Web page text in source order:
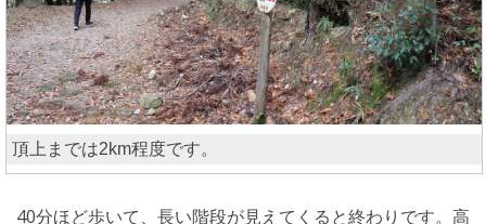
頂上までは2km程度です。
40分ほど歩いて、長い階段が見えてくると終わりです。高